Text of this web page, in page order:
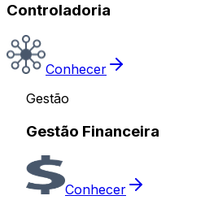
Controladoria
Conhecer
Gestão
Gestão Financeira
Conhecer